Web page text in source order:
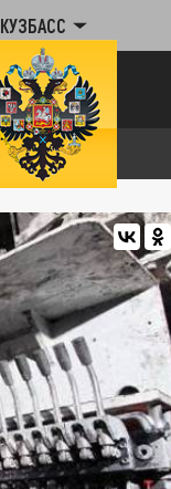
КУЗБАСС